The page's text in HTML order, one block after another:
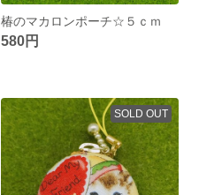
椿のマカロンポーチ☆５ｃｍ
580円
SOLD OUT